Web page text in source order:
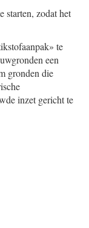
starten, zodat het
te
een
gronden die
inzet gericht te